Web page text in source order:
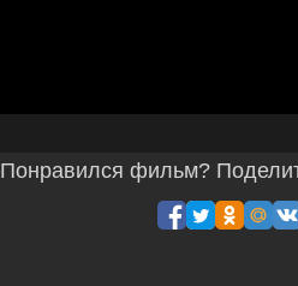
Понравился фильм?